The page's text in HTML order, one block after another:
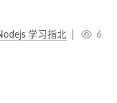
学习指北 6